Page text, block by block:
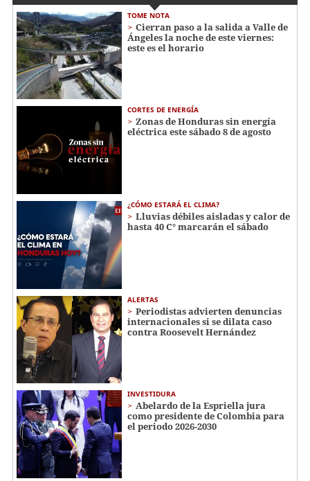
TOME NOTA
Cierran paso a la salida a Valle de
Ángeles la noche de este viernes:
este es el horario
CORTES DE ENERGÍA
Zonas de Honduras sin energía
eléctrica este sábado 8 de agosto
¿CÓMO ESTARÁ EL CLIMA?
Lluvias débiles aisladas y calor de
hasta 40 C° marcarán el sábado
ALERTAS
Periodistas advierten denuncias
internacionales si se dilata caso
contra Roosevelt Hernández
INVESTIDURA
Abelardo de la Espriella jura
como presidente de Colombia para
el periodo 2026-2030